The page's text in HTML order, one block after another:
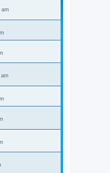
am
am